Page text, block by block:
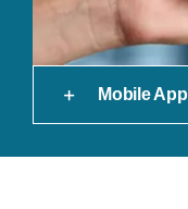
Mobile App